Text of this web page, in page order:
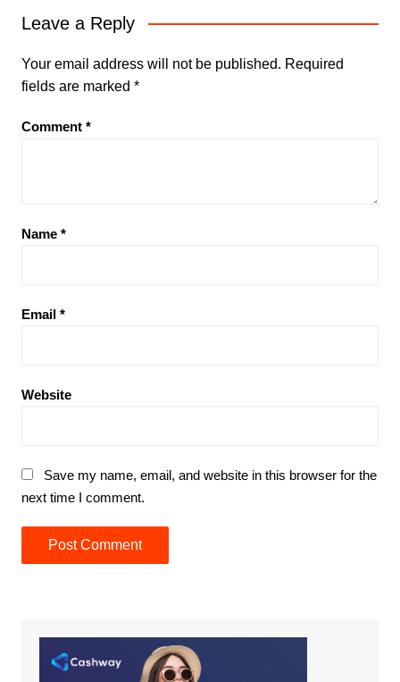
Leave a Reply
Your email address will not be published. Required
fields are marked *
Comment *
Name *
Email *
Website
Save my name, email, and website in this browser for the
next time I comment.